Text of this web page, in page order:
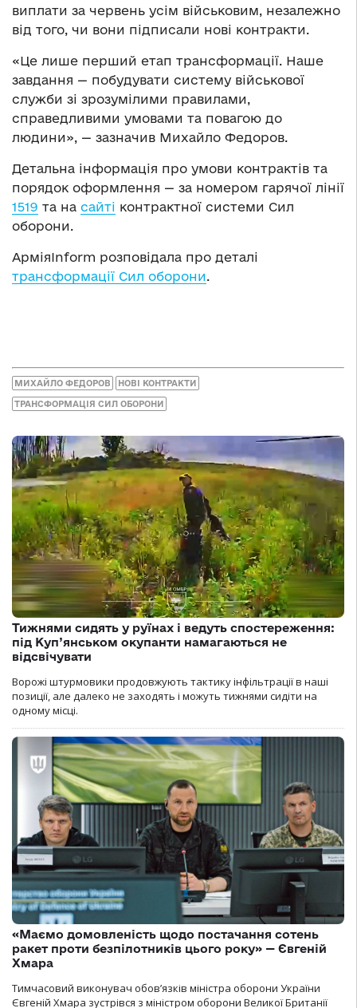
виплати за червень усім військовим, незалежно
від того, чи вони підписали нові контракти.
«Це лише перший етап трансформації. Наше
завдання — побудувати систему військової
служби зі зрозумілими правилами,
справедливими умовами та повагою до
людини», — зазначив Михайло Федоров.
Детальна інформація про умови контрактів та
порядок оформлення — за номером гарячої лінії
1519 та на сайті контрактної системи Сил
оборони.
АрміяInform розповідала про деталі
трансформації Сил оборони.
МИХАЙЛО ФЕДОРОВ НОВІ КОНТРАКТИ
ТРАНСФОРМАЦІЯ СИЛ ОБОРОНИ
Тижнями сидять у руїнах і ведуть спостереження:
під Куп’янськом окупанти намагаються не
відсвічувати
Ворожі штурмовики продовжують тактику інфільтрації в наші
позиції, але далеко не заходять і можуть тижнями сидіти на
одному місці.
«Маємо домовленість щодо постачання сотень
ракет проти безпілотників цього року» — Євгеній
Хмара
Тимчасовий виконувач обов’язків міністра оборони України
Євгеній Хмара зустрівся з міністром оборони Великої Британії